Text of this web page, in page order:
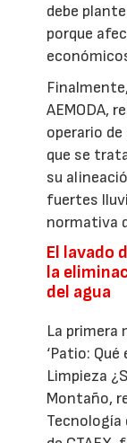
debe
porque
AEMODA,
operario
que se
su
fuertes
normativa
El lavado
la
del agua
La primera
‘Patio:
Limpieza
Montaño,
Tecnología